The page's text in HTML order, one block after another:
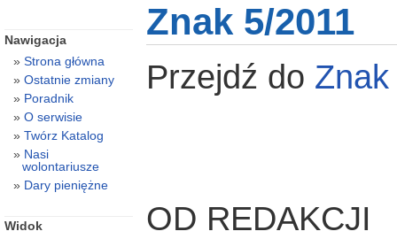
Znak 5/2011
Przejdź do Znak
OD REDAKCJI
Nawigacja
Strona główna
Ostatnie zmiany
Poradnik
O serwisie
Twórz Katalog
Nasi
wolontariusze
Dary pieniężne
Widok